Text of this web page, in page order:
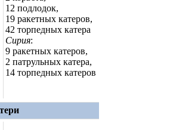
12 подлодок,
19 ракетных катеров,
42 торпедных катера
Сирия:
9 ракетных катеров,
2 патрульных катера,
14 торпедных катеров